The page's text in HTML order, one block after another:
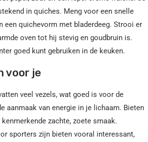
in quiches. Meng voor een snelle
quichevorm met bladerdeeg. Strooi er
oven tot hij stevig en goudbruin is.
goed kunt gebruiken in de keuken.
voor je
veel vezels, wat goed is voor de
aanmaak van energie in je lichaam. Bieten
zachte, zoete smaak.
sporters zijn bieten vooral interessant,